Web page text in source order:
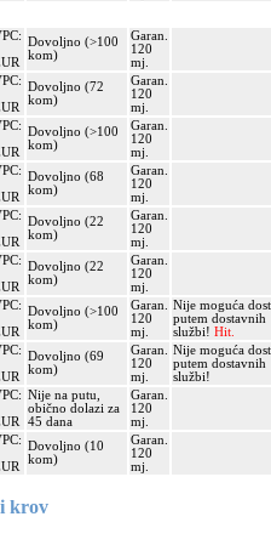
Dovoljno (>100
kom)
Garan.
120
mj.
Dovoljno (72
kom)
Garan.
120
mj.
Dovoljno (>100
kom)
Garan.
120
mj.
Dovoljno (68
kom)
Garan.
120
mj.
Dovoljno (22
kom)
Garan.
120
mj.
Dovoljno (22
kom)
Garan.
120
mj.
Dovoljno (>100
kom)
Garan.
120
mj.
Nije moguća
putem dostavnih
službi! Hit.
Dovoljno (69
kom)
Garan.
120
mj.
Nije moguća
putem dostavnih
službi!
Nije na putu,
obično dolazi za
45 dana
Garan.
120
mj.
Dovoljno (10
kom)
Garan.
120
mj.
krov